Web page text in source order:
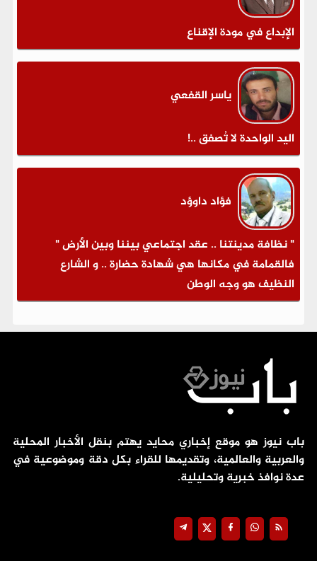
الإبداع في مودة الإقناع
ياسر القفعي
اليد الواحدة لا تُصفق ..!
فؤاد داوؤد
" نظافة مدينتنا .. عقد اجتماعي بيننا وبين الأرض "
فالقمامة في مكانها هي شهادة حضارة .. و الشارع
النظيف هو وجه الوطن
باب نيوز هو موقع إخباري محايد يهتم بنقل الأخبار المحلية
والعربية والعالمية، وتقديمها للقراء بكل دقة وموضوعية في
عدة نوافذ خبرية وتحليلية.